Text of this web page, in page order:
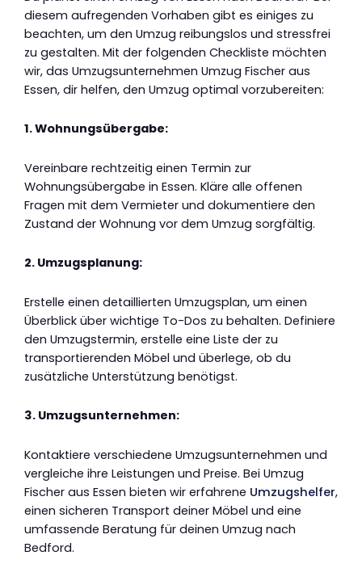
diesem aufregenden Vorhaben gibt es einiges zu
beachten, um den Umzug reibungslos und stressfrei
zu gestalten. Mit der folgenden Checkliste möchten
wir, das Umzugsunternehmen Umzug Fischer aus
Essen, dir helfen, den Umzug optimal vorzubereiten:
1. Wohnungsübergabe:
Vereinbare rechtzeitig einen Termin zur
Wohnungsübergabe in Essen. Kläre alle offenen
Fragen mit dem Vermieter und dokumentiere den
Zustand der Wohnung vor dem Umzug sorgfältig.
2. Umzugsplanung:
Erstelle einen detaillierten Umzugsplan, um einen
Überblick über wichtige To-Dos zu behalten. Definiere
den Umzugstermin, erstelle eine Liste der zu
transportierenden Möbel und überlege, ob du
zusätzliche Unterstützung benötigst.
3. Umzugsunternehmen:
Kontaktiere verschiedene Umzugsunternehmen und
vergleiche ihre Leistungen und Preise. Bei Umzug
Fischer aus Essen bieten wir erfahrene Umzugshelfer,
einen sicheren Transport deiner Möbel und eine
umfassende Beratung für deinen Umzug nach
Bedford.